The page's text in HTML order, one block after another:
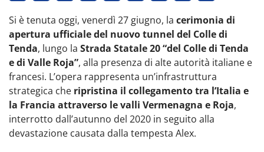
Si è tenuta oggi, venerdì 27 giugno, la cerimonia di
apertura ufficiale del nuovo tunnel del Colle di
Tenda, lungo la Strada Statale 20 “del Colle di Tenda
e di Valle Roja”, alla presenza di alte autorità italiane e
francesi. L’opera rappresenta un’infrastruttura
strategica che ripristina il collegamento tra l’Italia e
la Francia attraverso le valli Vermenagna e Roja,
interrotto dall’autunno del 2020 in seguito alla
devastazione causata dalla tempesta Alex.